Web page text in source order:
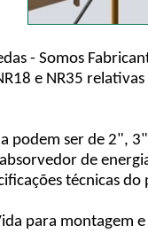
- Somos
e NR35
podem ser de 2",
de
técnicas
para montagem